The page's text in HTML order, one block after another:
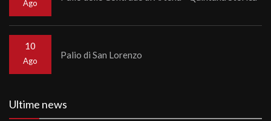
Ago
10
Ago
Palio di San Lorenzo
Ultime news